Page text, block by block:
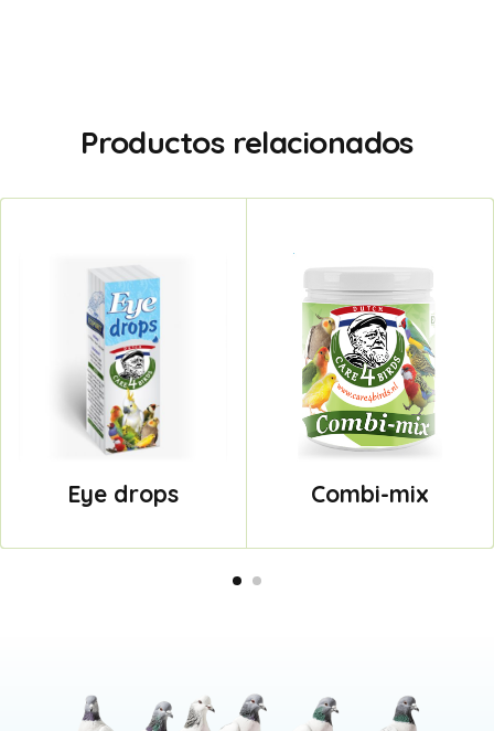
Productos relacionados
Eye drops Combi-mix